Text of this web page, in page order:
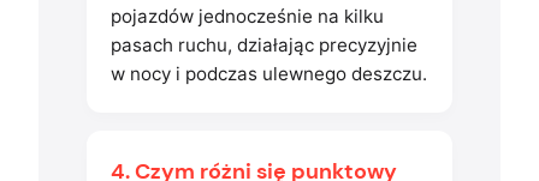
pojazdów jednocześnie na kilku
pasach ruchu, działając precyzyjnie
w nocy i podczas ulewnego deszczu.
4. Czym różni się punktowy